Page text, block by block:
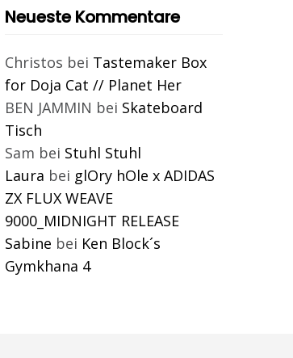
Neueste Kommentare
Christos bei Tastemaker Box
for Doja Cat // Planet Her
BEN JAMMIN bei Skateboard
Tisch
Sam bei Stuhl Stuhl
Laura bei glOry hOle x ADIDAS
ZX FLUX WEAVE
9000_MIDNIGHT RELEASE
Sabine bei Ken Block´s
Gymkhana 4